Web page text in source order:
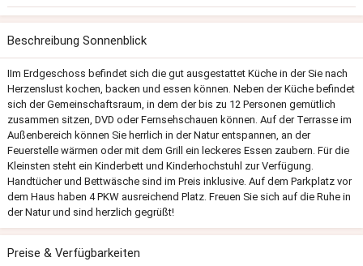
Beschreibung Sonnenblick
IIm Erdgeschoss befindet sich die gut ausgestattet Küche in der Sie nach
Herzenslust kochen, backen und essen können. Neben der Küche befindet
sich der Gemeinschaftsraum, in dem der bis zu 12 Personen gemütlich
zusammen sitzen, DVD oder Fernsehschauen können. Auf der Terrasse im
Außenbereich können Sie herrlich in der Natur entspannen, an der
Feuerstelle wärmen oder mit dem Grill ein leckeres Essen zaubern. Für die
Kleinsten steht ein Kinderbett und Kinderhochstuhl zur Verfügung.
Handtücher und Bettwäsche sind im Preis inklusive. Auf dem Parkplatz vor
dem Haus haben 4 PKW ausreichend Platz. Freuen Sie sich auf die Ruhe in
der Natur und sind herzlich gegrüßt!
Preise & Verfügbarkeiten